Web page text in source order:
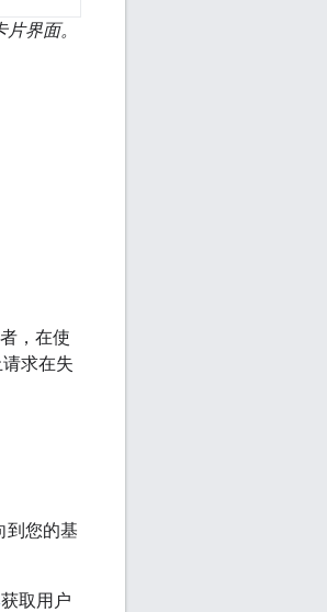
界面。
，在使
求在失
到您的基
获取用户